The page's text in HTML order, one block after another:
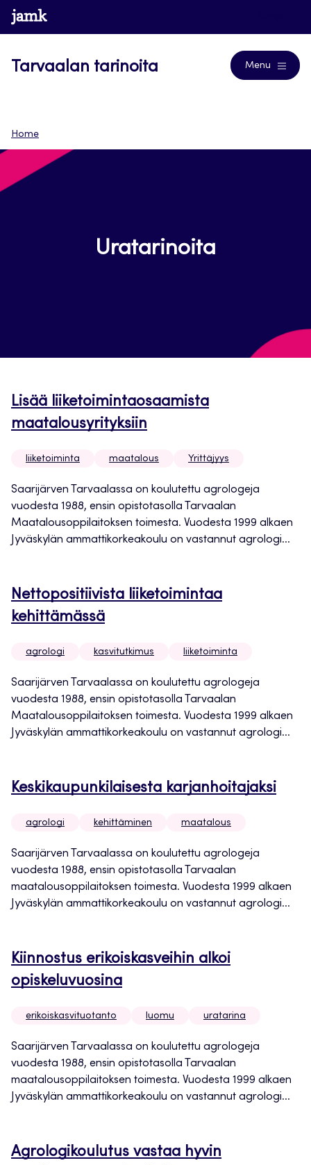
Siirry
suoraan
www.jamk.fi
Tarvaalan tarinoita Menu
Home
Uratarinoita
Lisää liiketoimintaosaamista
maatalousyrityksiin
liiketoiminta maatalous Yrittäjyys
Saarijärven Tarvaalassa on koulutettu agrologeja
vuodesta 1988, ensin opistotasolla Tarvaalan
Maatalousoppilaitoksen toimesta. Vuodesta 1999 alkaen
Jyväskylän ammattikorkeakoulu on vastannut agrologi...
Nettopositiivista liiketoimintaa
kehittämässä
agrologi kasvitutkimus liiketoiminta
Saarijärven Tarvaalassa on koulutettu agrologeja
vuodesta 1988, ensin opistotasolla Tarvaalan
Maatalousoppilaitoksen toimesta. Vuodesta 1999 alkaen
Jyväskylän ammattikorkeakoulu on vastannut agrologi...
Keskikaupunkilaisesta karjanhoitajaksi
agrologi kehittäminen maatalous
Saarijärven Tarvaalassa on koulutettu agrologeja
vuodesta 1988, ensin opistotasolla Tarvaalan
maatalousoppilaitoksen toimesta. Vuodesta 1999 alkaen
Jyväskylän ammattikorkeakoulu on vastannut agrologi...
Kiinnostus erikoiskasveihin alkoi
opiskeluvuosina
erikoiskasvituotanto luomu uratarina
Saarijärven Tarvaalassa on koulutettu agrologeja
vuodesta 1988, ensin opistotasolla Tarvaalan
maatalousoppilaitoksen toimesta. Vuodesta 1999 alkaen
Jyväskylän ammattikorkeakoulu on vastannut agrologi...
Agrologikoulutus vastaa hyvin